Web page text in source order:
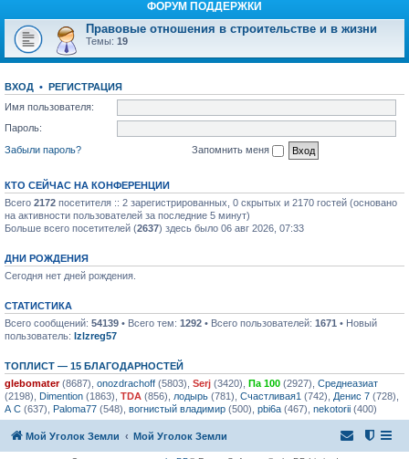
ФОРУМ ПОДДЕРЖКИ
Правовые отношения в строительстве и в жизни
Темы: 19
ВХОД • РЕГИСТРАЦИЯ
Имя пользователя:
Пароль:
Забыли пароль?
Запомнить меня
КТО СЕЙЧАС НА КОНФЕРЕНЦИИ
Всего 2172 посетителя :: 2 зарегистрированных, 0 скрытых и 2170 гостей (основано
на активности пользователей за последние 5 минут)
Больше всего посетителей (2637) здесь было 06 авг 2026, 07:33
ДНИ РОЖДЕНИЯ
Сегодня нет дней рождения.
СТАТИСТИКА
Всего сообщений: 54139 • Всего тем: 1292 • Всего пользователей: 1671 • Новый
пользователь: lzlzreg57
ТОПЛИСТ — 15 БЛАГОДАРНОСТЕЙ
glebomater(8687), onozdrachoff (5803), Serj (3420), Па 100 (2927), Среднеазиат
(2198), Dimention (1863), TDA (856), лодырь (781), Счастливая1 (742), Денис 7 (728),
А С (637), Paloma77 (548), вогнистый владимир (500), pbi6a (467), nekotorii (400)
Мой Уголок Земли Мой Уголок Земли